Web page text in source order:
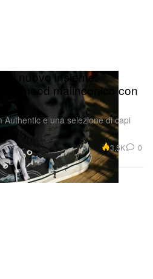
nuovo insieme:
mood malinconico con
Authentic e una selezione di capi
3.5K 0